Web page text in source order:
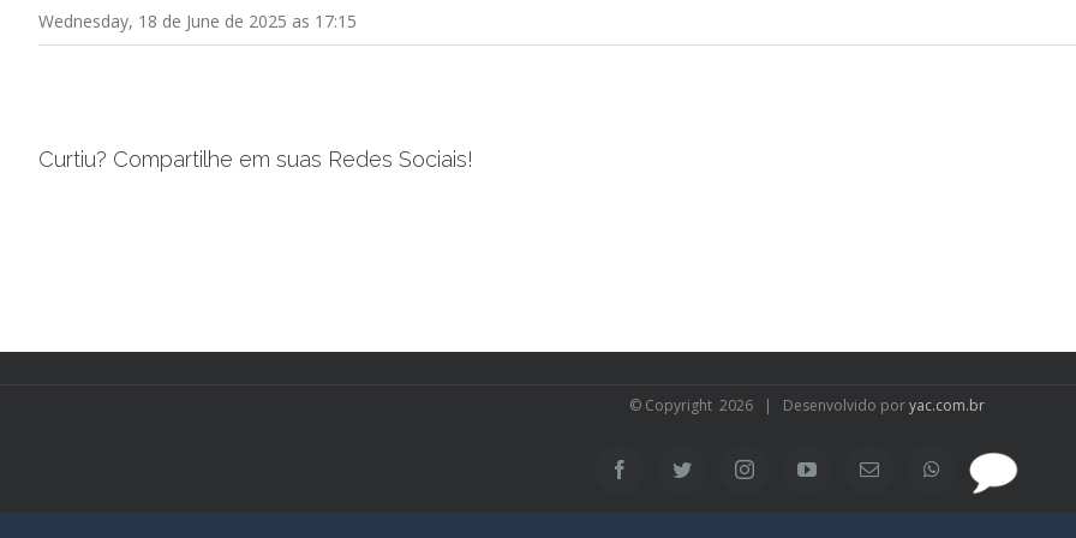
Wednesday, 18 de June de 2025 as 17:15
Curtiu? Compartilhe em suas Redes Sociais!
© Copyright 2026 | Desenvolvido poryac.com.br
FacebookTwitter InstagramYouTubeEmail WhatsApp
SAC